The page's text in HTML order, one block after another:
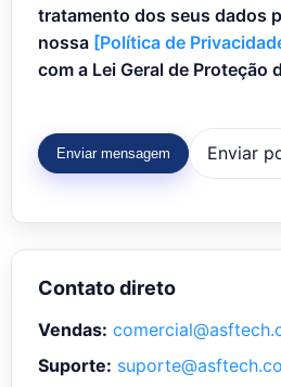
tratamento dos seus dados
nossa [Política de
com a Lei Geral de Proteção
Enviar mensagem Enviar
Contato direto
Vendas:
Suporte: